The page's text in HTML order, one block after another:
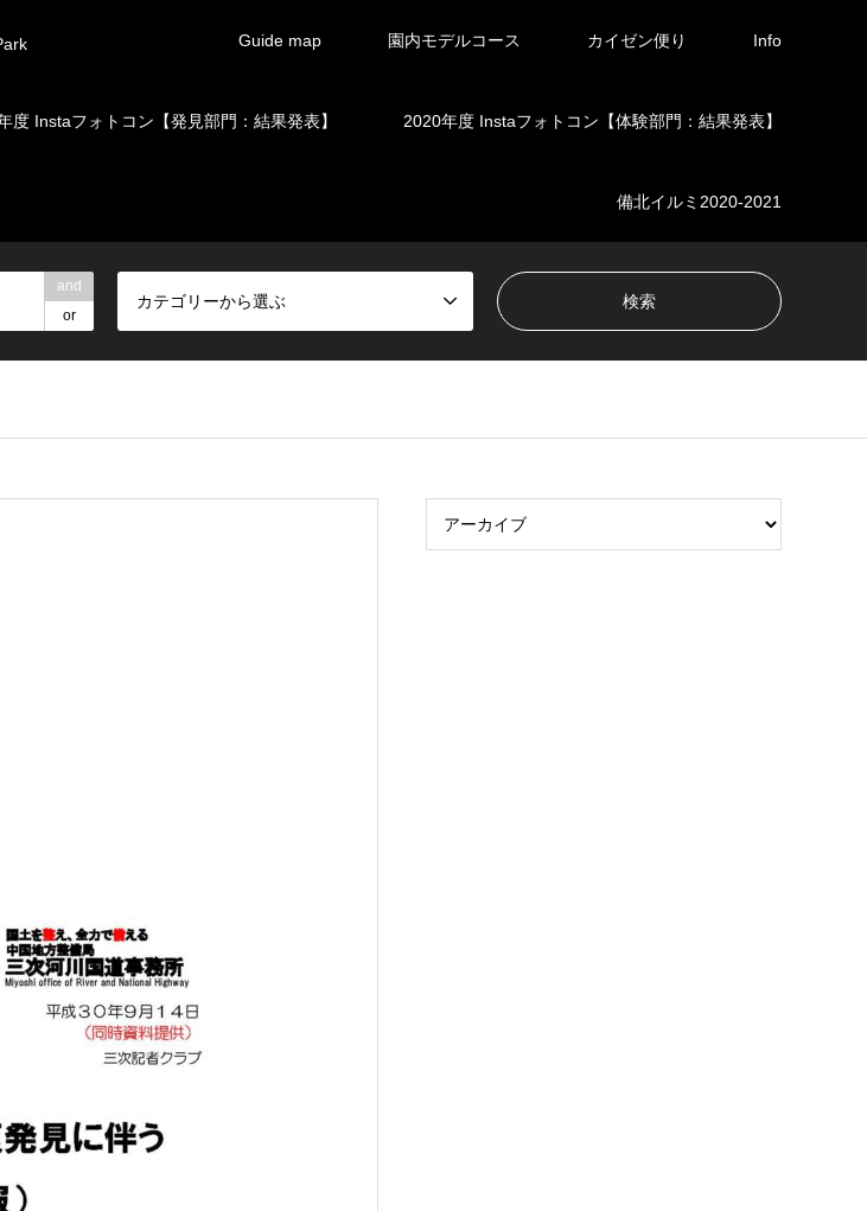
Guide map 園内モデルコース カイゼン便り Info
度 Instaフォトコン【発見部門：結果発表】 2020年度 Instaフォトコン【体験部門：結果発表】
備北イルミ2020-2021
and
or
カテゴリーから選ぶ